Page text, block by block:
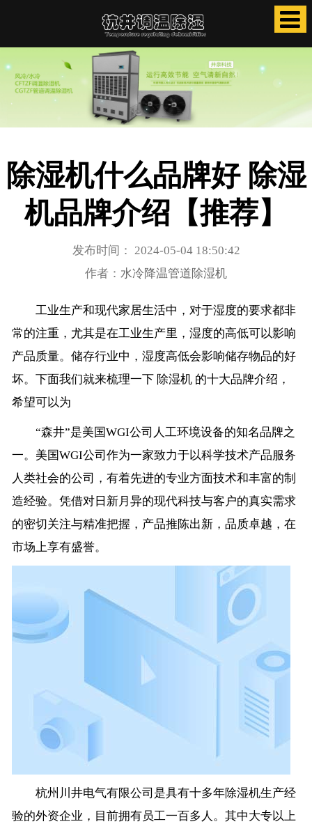
除湿机什么品牌好 除湿
机品牌介绍【推荐】
发布时间： 2024-05-04 18:50:42
作者： 水冷降温管道除湿机
工业生产和现代家居生活中，对于湿度的要求都非
常的注重，尤其是在工业生产里，湿度的高低可以影响
产品质量。储存行业中，湿度高低会影响储存物品的好
坏。下面我们就来梳理一下 除湿机 的十大品牌介绍，
希望可以为
“森井”是美国WGI公司人工环境设备的知名品牌之
一。美国WGI公司作为一家致力于以科学技术产品服务
人类社会的公司，有着先进的专业方面技术和丰富的制
造经验。凭借对日新月异的现代科技与客户的真实需求
的密切关注与精准把握，产品推陈出新，品质卓越，在
市场上享有盛誉。
杭州川井电气有限公司是具有十多年除湿机生产经
验的外资企业，目前拥有员工一百多人。其中大专以上